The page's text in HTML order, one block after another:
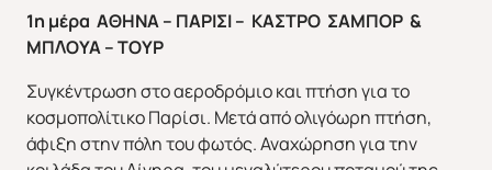
Απευθείας απο Ηράκλειο Εκτός Ευρώπης
1η μέρα ΑΘΗΝΑ – ΠΑΡΙΣΙ – ΚΑΣΤΡΟ ΣΑΜΠΟΡ &
ΜΠΛΟΥΑ – ΤΟΥΡ
Συγκέντρωση στο αεροδρόμιο και πτήση για το
κοσμοπολίτικο Παρίσι. Μετά από ολιγόωρη πτήση,
άφιξη στην πόλη του φωτός. Αναχώρηση για την